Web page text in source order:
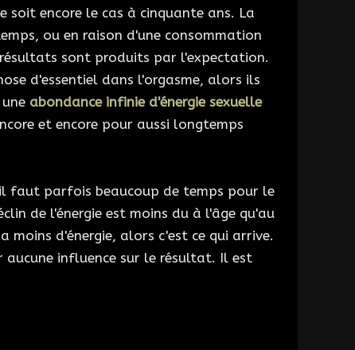
soit encore le cas à cinquante ans. La
ou en raison d'une consommation
sont produits par l'expectation.
d'essentiel dans l'orgasme, alors ils
abondance infinie d'énergie sexuelle
et encore pour aussi longtemps
faut parfois beaucoup de temps pour le
de l'énergie est moins du à l'âge qu'au
moins d'énergie, alors c'est ce qui arrive.
influence sur le résultat. Il est